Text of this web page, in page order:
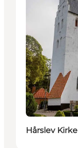
Hårslev Kirke